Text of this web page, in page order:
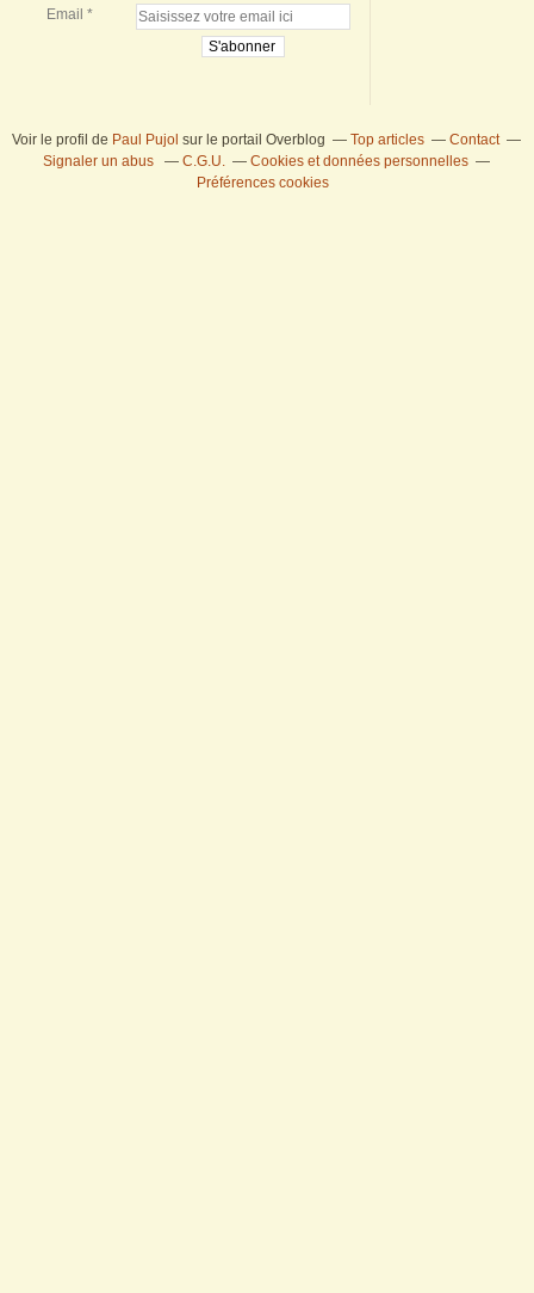
Email
Voir le profil de Paul Pujol sur le portail Overblog Top articles
Contact
Signaler un abus
C.G.U.
Cookies et données personnelles
Préférences cookies